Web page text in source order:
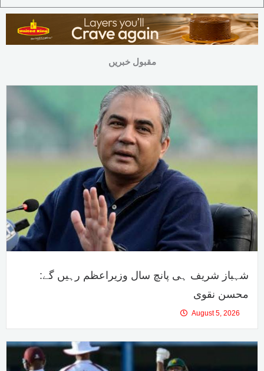
مقبول خبریں
شہباز شریف ہی پانچ سال وزیراعظم رہیں گے:
محسن نقوی
August 5, 2026